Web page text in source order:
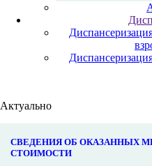
Актуально
СВЕДЕНИЯ ОБ ОКАЗАННЫХ
СТОИМОСТИ